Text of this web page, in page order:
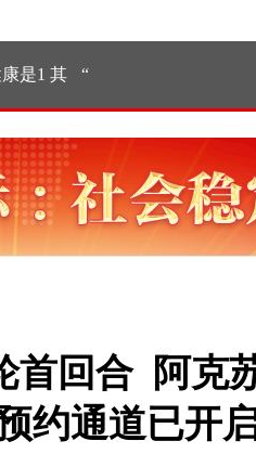
1 其
0
“紧紧抓住那些惠及
面广、牵一发而动全
身的工作”
健
首回合 阿克
约通道已开